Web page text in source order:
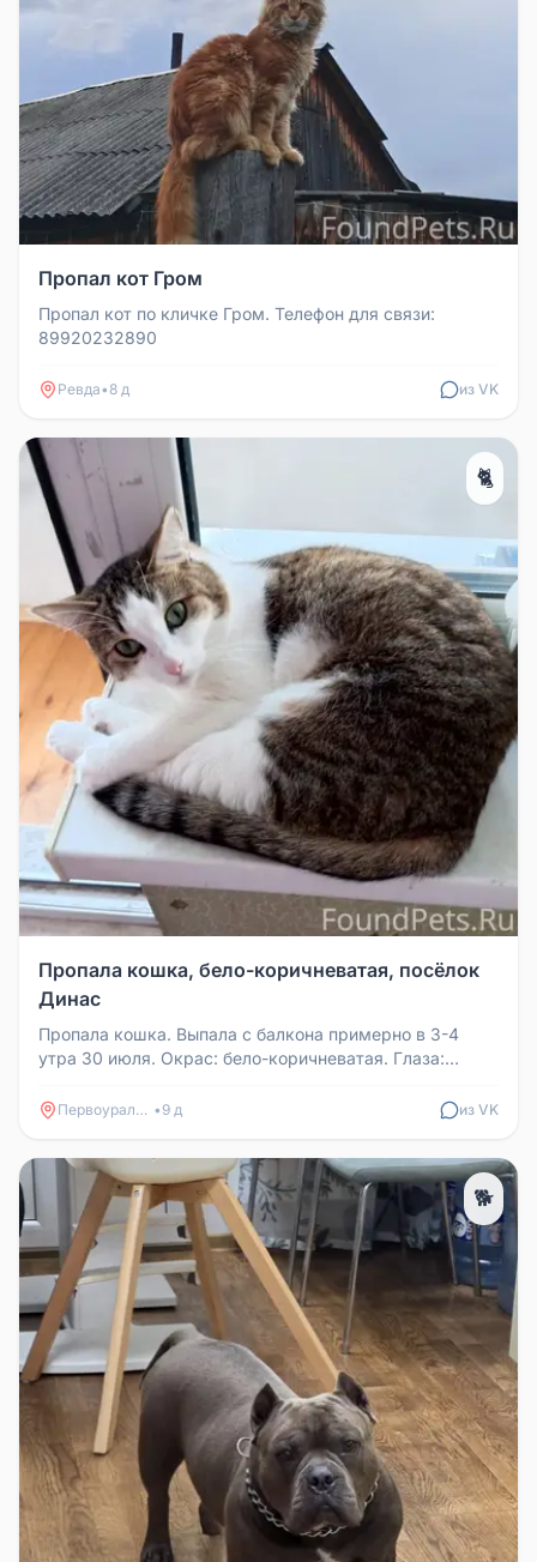
Пропал кот Гром
Пропал кот по кличке Гром. Телефон для связи:
89920232890
Ревда• 8 д из VK
🐈
Пропала кошка, бело-коричневатая, посёлок
Динас
Пропала кошка. Выпала с балкона примерно в 3-4
утра 30 июля. Окрас: бело-коричневатая. Глаза:
Первоуральск • 9 д из VK
🐕